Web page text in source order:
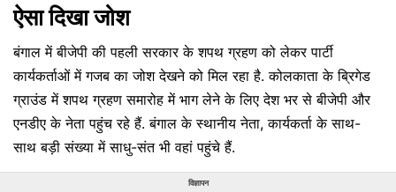
ऐसा दिखा जोश
बंगाल में बीजेपी की पहली सरकार के शपथ ग्रहण को लेकर पार्टी
कार्यकर्ताओं में गजब का जोश देखने को मिल रहा है. कोलकाता के ब्रिगेड
ग्राउंड में शपथ ग्रहण समारोह में भाग लेने के लिए देश भर से बीजेपी और
एनडीए के नेता पहुंच रहे हैं. बंगाल के स्थानीय नेता, कार्यकर्ता के साथ-
साथ बड़ी संख्या में साधु-संत भी वहां पहुंचे हैं.
विज्ञापन